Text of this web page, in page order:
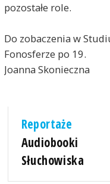
pozostałe role.
Do zobaczenia w
Fonosferze po 19.
Joanna Skonieczna
Reportaże
Audiobooki
Słuchowiska